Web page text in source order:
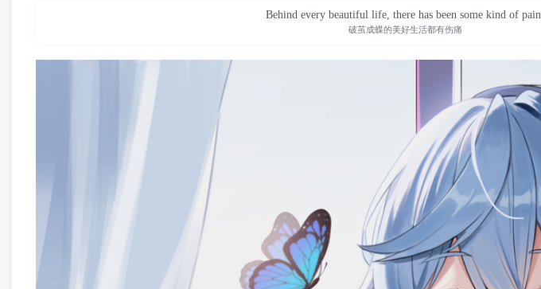
Behind every beautiful life, there has been some kind of pain.
破茧成蝶的美好生活都有伤痛